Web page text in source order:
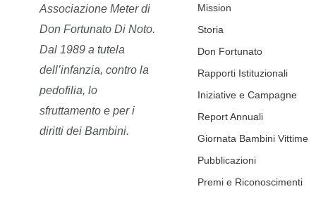
Associazione Meter di
Don Fortunato Di Noto.
Dal 1989 a tutela
dell’infanzia, contro la
pedofilia, lo
sfruttamento e per i
diritti dei Bambini.
Mission
Storia
Don Fortunato
Rapporti Istituzionali
Iniziative e Campagne
Report Annuali
Giornata Bambini Vittime
Pubblicazioni
Premi e Riconoscimenti